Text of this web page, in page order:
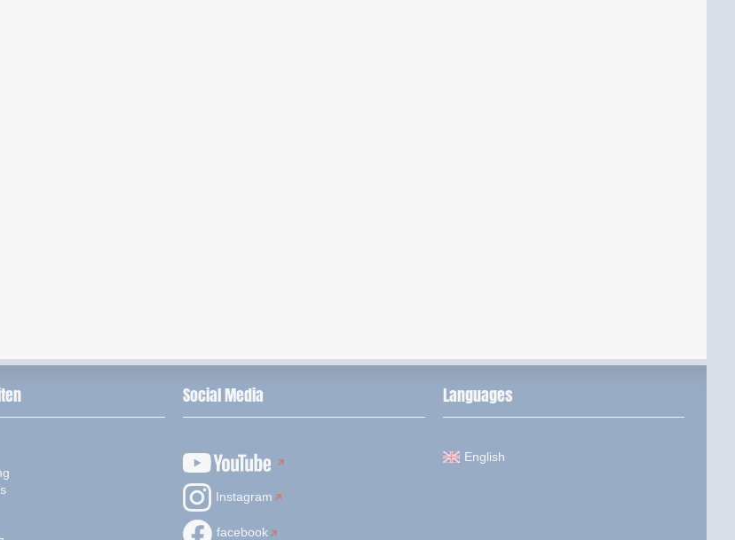
Social Media
Instagram
facebook
Languages
English